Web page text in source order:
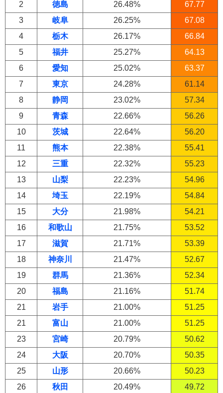
2 徳島 26.48%
67.77
3
岐阜 26.25%
67.08
4
栃木 26.17%
66.84
5
福井 25.27%
64.13
6
愛知 25.02%
63.37
7
東京 24.28%
61.14
8
静岡 23.02%
57.34
9
青森 22.66%
56.26
10
茨城 22.64%
56.20
11
熊本 22.38%
55.41
12
三重 22.32%
55.23
13
山梨 22.23%
54.96
14
埼玉 22.19%
54.84
15
大分 21.98%
54.21
16
和歌山 21.75%
53.52
17
滋賀 21.71%
53.39
18
神奈川 21.47%
52.67
19
群馬 21.36%
52.34
20
福島 21.16%
51.74
21
岩手 21.00%
51.25
21
富山 21.00%
51.25
23
宮崎 20.79%
50.62
24
大阪 20.70%
50.35
25
山形 20.66%
50.23
26
秋田 20.49%
49.72